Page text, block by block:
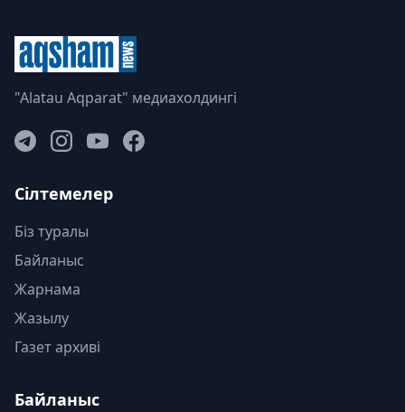
"Alatau Aqparat" медиахолдингі
Сілтемелер
Біз туралы
Байланыс
Жарнама
Жазылу
Газет архиві
Байланыс